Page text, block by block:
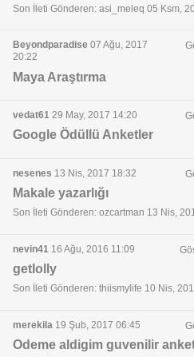
Son İleti Gönderen: asi_meleq 05 Ksm,
Beyondparadise 07 Ağu, 2017
20:22
Maya Araştırma
vedat61 29 May, 2017 14:20
Google Ödüllü Anketler
nesenes 13 Nis, 2017 18:32
Makale yazarlığı
Son İleti Gönderen: ozcartman 13 Nis,
nevin41 16 Ağu, 2016 11:09
getlolly
Son İleti Gönderen: thiismylife 10 Nis,
merekila 19 Şub, 2017 06:45
Odeme aldigim guvenilir